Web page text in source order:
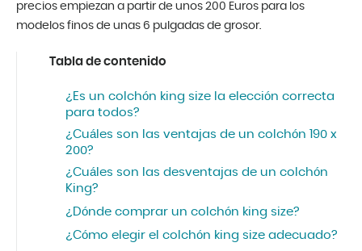
precios empiezan a partir de unos 200 Euros para los
modelos finos de unas 6 pulgadas de grosor.
Tabla de contenido
¿Es un colchón king size la elección correcta
para todos?
¿Cuáles son las ventajas de un colchón 190 x
200?
¿Cuáles son las desventajas de un colchón
King?
¿Dónde comprar un colchón king size?
¿Cómo elegir el colchón king size adecuado?